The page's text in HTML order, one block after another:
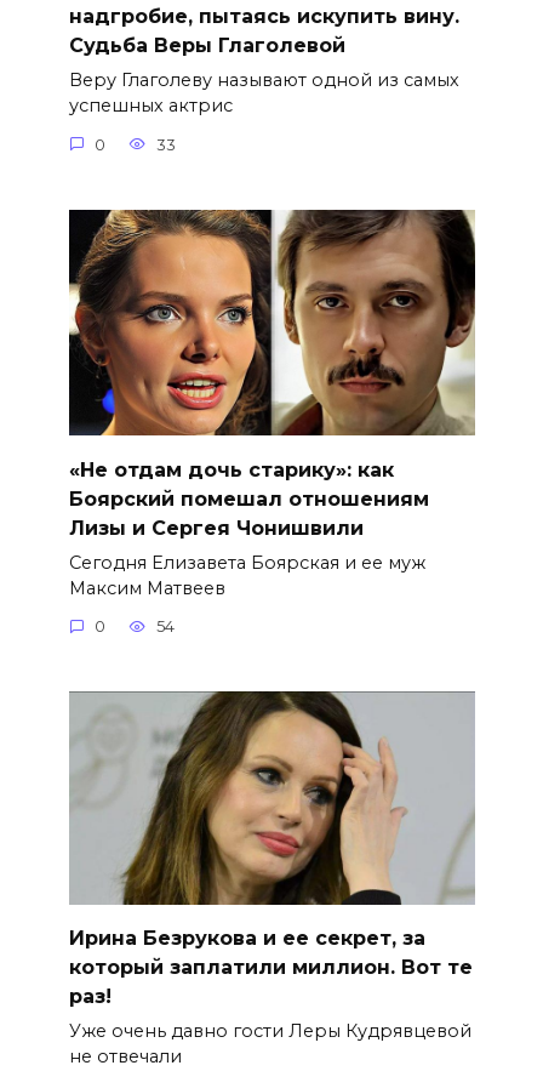
надгробие, пытаясь искупить вину.
Судьба Веры Глаголевой
Веру Глаголеву называют одной из самых
успешных актрис
0 33
«Не отдам дочь старику»: как
Боярский помешал отношениям
Лизы и Сергея Чонишвили
Сегодня Елизавета Боярская и ее муж
Максим Матвеев
0 54
Ирина Безрукова и ее секрет, за
который заплатили миллион. Вот те
раз!
Уже очень давно гости Леры Кудрявцевой
не отвечали